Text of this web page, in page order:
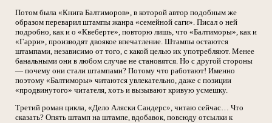
Потом была «Книга Балтиморов», в которой автор подобным же
образом переварил штампы жанра «семейной саги». Писал о ней
подробно, как и о «Квеберте», повторю лишь, что «Балтиморы», как и
«Гарри», производят двоякое впечатление. Штампы остаются
штампами, независимо от того, с какой целью их употребляют. Менее
банальными они в любом случае не становятся. Но с другой стороны
— почему они стали штампами? Потому что работают! Именно
поэтому «Балтиморы» читаются увлекательно, даже с позиции
«продвинутого» читателя, хоть и вызывают кривую усмешку.
Третий роман цикла, «Дело Аляски Сандерс», читаю сейчас… Что
сказать? Опять штамп на штампе, вдобавок, повсюду отсылки к